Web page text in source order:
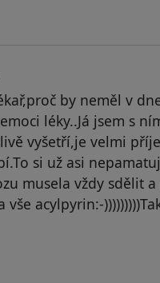
by neměl v
léky..Já jsem s
vyšetří,je velmi
si už asi
musela vždy sdělit
acylpyrin:-
Váš účet byl odstraněn